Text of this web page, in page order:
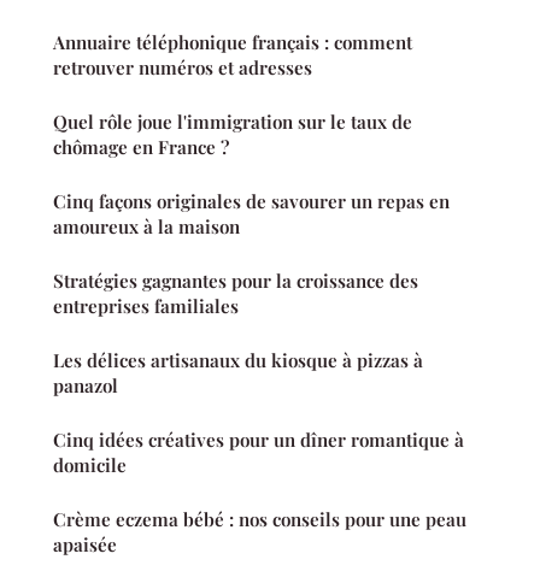
Annuaire téléphonique français : comment
retrouver numéros et adresses
Quel rôle joue l'immigration sur le taux de
chômage en France ?
Cinq façons originales de savourer un repas en
amoureux à la maison
Stratégies gagnantes pour la croissance des
entreprises familiales
Les délices artisanaux du kiosque à pizzas à
panazol
Cinq idées créatives pour un dîner romantique à
domicile
Crème eczema bébé : nos conseils pour une peau
apaisée